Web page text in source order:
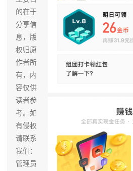
评
手
赚
注册
的在于
分享信
息，版
权归原
作者所
有，内
容仅供
读者参
考。如
有侵权
请联系
我们：
管理员